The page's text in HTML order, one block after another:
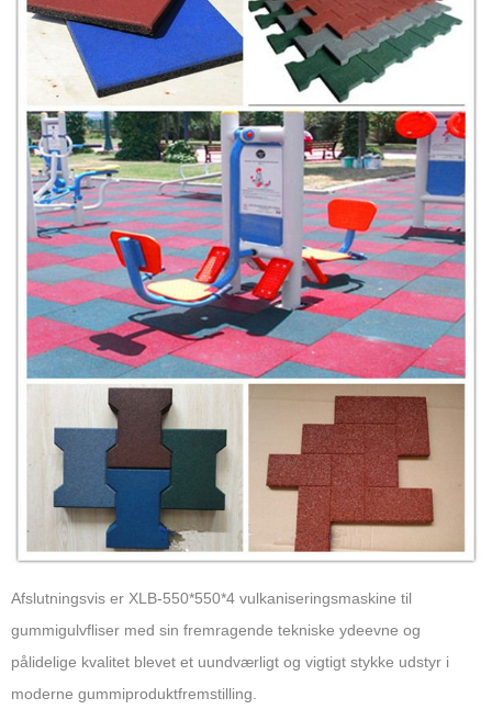
Afslutningsvis er XLB-550*550*4 vulkaniseringsmaskine til
gummigulvfliser med sin fremragende tekniske ydeevne og
pålidelige kvalitet blevet et uundværligt og vigtigt stykke udstyr i
moderne gummiproduktfremstilling.